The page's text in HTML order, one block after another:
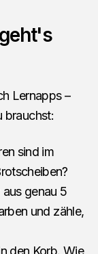
Lernapps –
brauchst:
sind im
aus genau 5
und zähle,
den Korb. Wie